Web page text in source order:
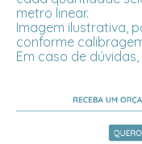
metro linear.
Imagem ilustrativa,
conforme
Em caso de